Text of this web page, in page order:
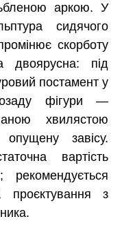
аркою. У
сидячого
скорботу
двоярусна: під
постамент у
фігури —
хвилястою
завісу.
вартість
рекомендується
проєктування з